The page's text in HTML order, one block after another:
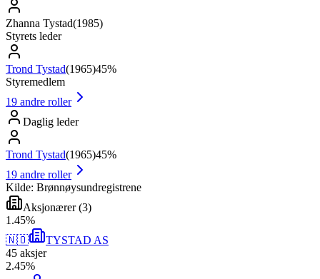
Zhanna Tystad(1985)
Styrets leder
Trond Tystad(1965)45%
Styremedlem
19 andre roller
Daglig leder
Trond Tystad(1965)45%
19 andre roller
Kilde: Brønnøysundregistrene
Aksjonærer(3)
1 .45%
🇳🇴
TYSTAD AS
45 aksjer
2.45%